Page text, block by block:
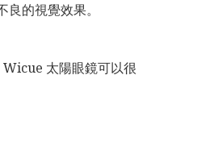
的視覺效果。
太陽眼鏡可以很